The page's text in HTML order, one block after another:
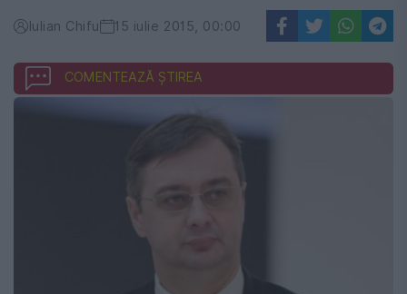
Iulian Chifu 15 iulie 2015, 00:00
COMENTEAZĂ ȘTIREA